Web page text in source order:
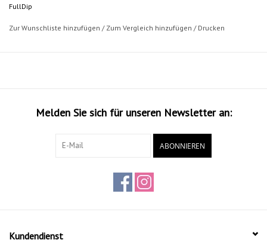
FullDip
Zur Wunschliste hinzufügen / Zum Vergleich hinzufügen / Drucken
Melden Sie sich für unseren Newsletter an:
ABONNIEREN
Kundendienst